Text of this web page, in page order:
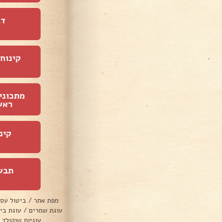
מפת אתר / ביטול
עוגת שמרים / עוגת